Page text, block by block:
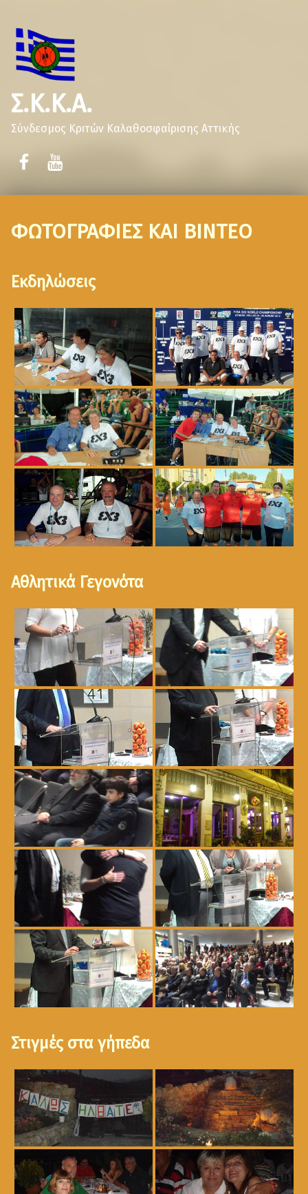
Σ.Κ.Κ.Α.
Σύνδεσμος Κριτών Καλαθοσφαίρισης Αττικής
ΦΩΤΟΓΡΑΦΙΕΣ ΚΑΙ ΒΙΝΤΕΟ
Εκδηλώσεις
Αθλητικά Γεγονότα
Στιγμές στα γήπεδα